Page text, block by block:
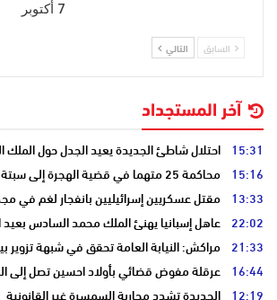
7 أكتوبر
السابق التالي
آخر المستجداد
15:31 احتلال شاطئ الجديدة يعيد الجدل حول
15:16 محاكمة 25 متهما في قضية الهجرة إلى سبتة
13:33 مقتل عسكريين إسرائيليين بانفجار لغم في
22:02 عاهل إسبانيا يهنئ الملك محمد السادس
21:33 مراكش: النيابة العامة تحقق في شبهة تزوير
16:44 عرقلة مفوض قضائي بأولاد احسين تصل إلى
12:19 الجديدة تشدد محاربة السمسرة غير القانونية